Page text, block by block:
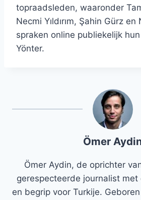
topraadsleden, waaronder
Necmi Yıldırım, Şahin Gürz
spraken online publiekelijk
Yönter.
Ömer
Ömer Aydin, de oprichter
gerespecteerde journalist met
en begrip voor Turkije.